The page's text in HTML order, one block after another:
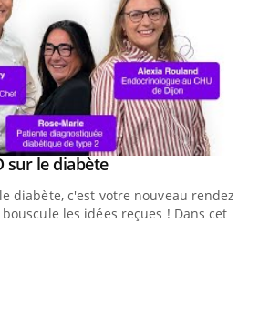
sur le diabèteYoutube
diabète, c'est votre nouveau rendez-
les idées reçues ! Dans cet